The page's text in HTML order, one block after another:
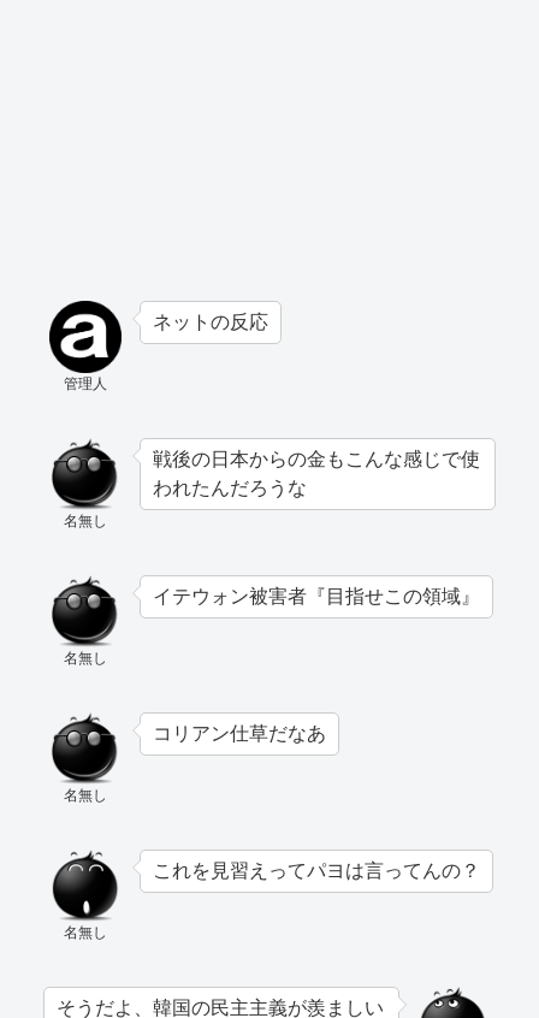
管理人
ネットの反応
名無し
戦後の日本からの金もこんな感じで使
われたんだろうな
名無し
イテウォン被害者『目指せこの領域』
名無し
コリアン仕草だなあ
名無し
これを見習えってパヨは言ってんの？
そうだよ、韓国の民主主義が羨ましい